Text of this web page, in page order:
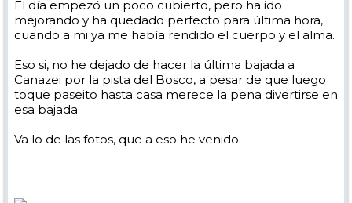
El día empezó un poco cubierto, pero ha ido
mejorando y ha quedado perfecto para última hora,
cuando a mi ya me había rendido el cuerpo y el alma.
Eso si, no he dejado de hacer la última bajada a
Canazei por la pista del Bosco, a pesar de que luego
toque paseito hasta casa merece la pena divertirse en
esa bajada.
Va lo de las fotos, que a eso he venido.